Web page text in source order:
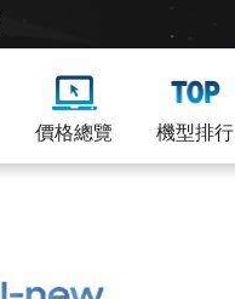
價格總覽 機型排行